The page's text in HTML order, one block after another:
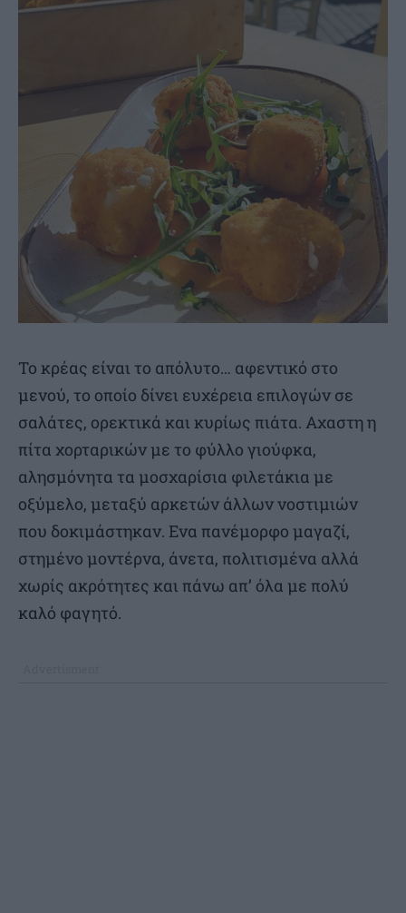
Το κρέας είναι το απόλυτο… αφεντικό στο
μενού, το οποίο δίνει ευχέρεια επιλογών σε
σαλάτες, ορεκτικά και κυρίως πιάτα. Αχαστη η
πίτα χορταρικών με το φύλλο γιούφκα,
αλησμόνητα τα μοσχαρίσια φιλετάκια με
οξύμελο, μεταξύ αρκετών άλλων νοστιμιών
που δοκιμάστηκαν. Ενα πανέμορφο μαγαζί,
στημένο μοντέρνα, άνετα, πολιτισμένα αλλά
χωρίς ακρότητες και πάνω απ’ όλα με πολύ
καλό φαγητό.